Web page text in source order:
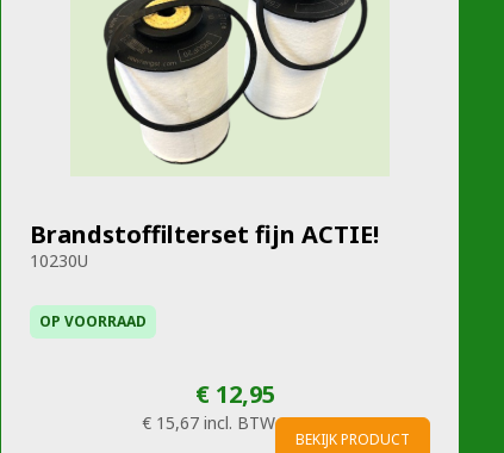
Brandstoffilterset fijn ACTIE!
10230U
OP VOORRAAD
€ 12,95
€ 15,67 incl. BTW
BEKIJK PRODUCT